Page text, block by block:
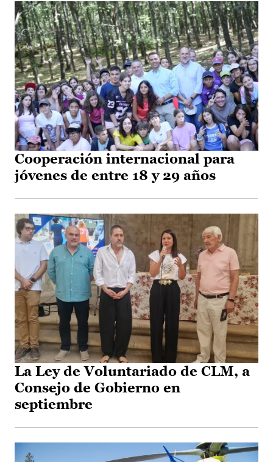
Cooperación internacional para
jóvenes de entre 18 y 29 años
La Ley de Voluntariado de CLM, a
Consejo de Gobierno en
septiembre